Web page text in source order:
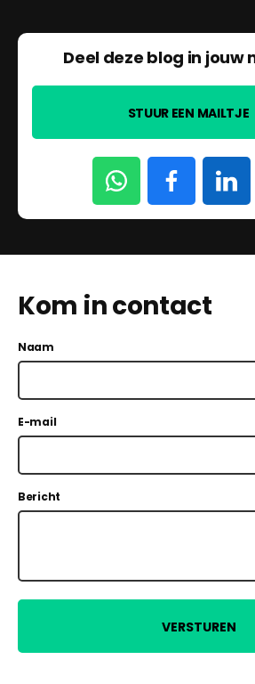
Deel deze blog in jouw
STUUR EEN MAILTJE
Kom in contact
Naam
E-mail
Bericht
VERSTUREN